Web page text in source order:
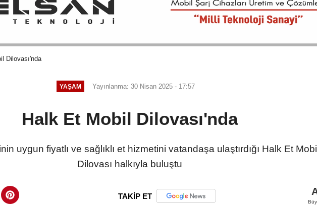
Dilovası'nda
YAŞAM Yayınlanma: 30 Nisan 2025 - 17:57
Halk Et Mobil Dilovası'nda
uygun fiyatlı ve sağlıklı et hizmetini vatandaşa ulaştırdığı Halk Et
Dilovası halkıyla buluştu
TAKİP ET